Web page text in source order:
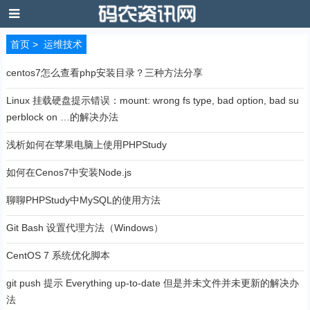
首页> 运维技术
centos7怎么查看php安装目录？三种方法分享
Linux 挂载硬盘提示错误：mount: wrong fs type, bad option, bad su
perblock on …的解决办法
浅析如何在苹果电脑上使用PHPStudy
如何在Cenos7中安装Node.js
聊聊PHPStudy中MySQL的使用方法
Git Bash 设置代理方法（Windows）
CentOS 7 系统优化脚本
git push 提示 Everything up-to-date 但是并未文件并未更新的解决办
法